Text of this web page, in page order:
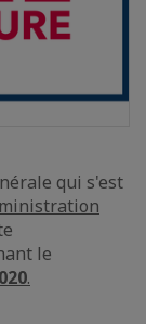
qui s'est
le
.